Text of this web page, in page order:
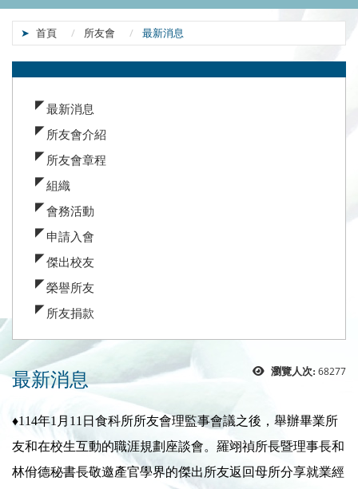
首頁 所友會 最新消息
最新消息
所友會介紹
所友會章程
組織
會務活動
申請入會
傑出校友
榮譽所友
所友捐款
瀏覽人次: 68277
最新消息
♦114年1月11日食科所所友會理監事會議之後，舉辦畢業所
友和在校生互動的職涯規劃座談會。羅翊禎所長暨理事長和
林佾德秘書長敬邀產官學界的傑出所友返回母所分享就業經